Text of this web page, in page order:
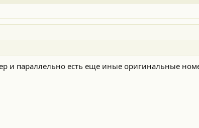
и параллельно есть еще иные оригинальные